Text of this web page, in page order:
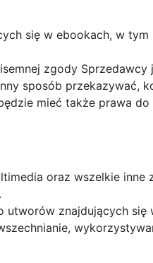
się w ebookach, w tym
zgody Sprzedawcy
sposób przekazywać,
mieć także prawa do
oraz wszelkie inne
utworów znajdujących się